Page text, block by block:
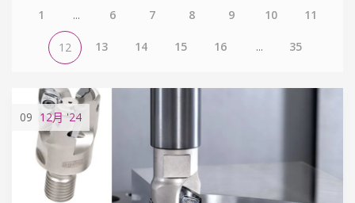
1 ... 6 7 8 9 10 11
12 13 14 15 16 ... 35
09 12月'24